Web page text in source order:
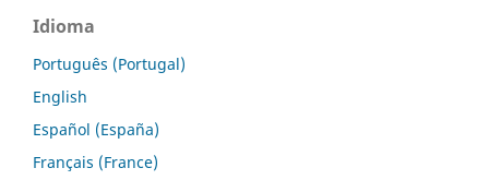
Idioma
Português (Portugal)
English
Español (España)
Français (France)